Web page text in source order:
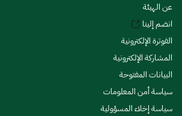
عن الهيئة
انضم إلينا
الفوترة الإلكترونية
المشاركة الإلكترونية
البيانات المفتوحة
سياسة أمن المعلومات
سياسة إخلاء المسؤولية